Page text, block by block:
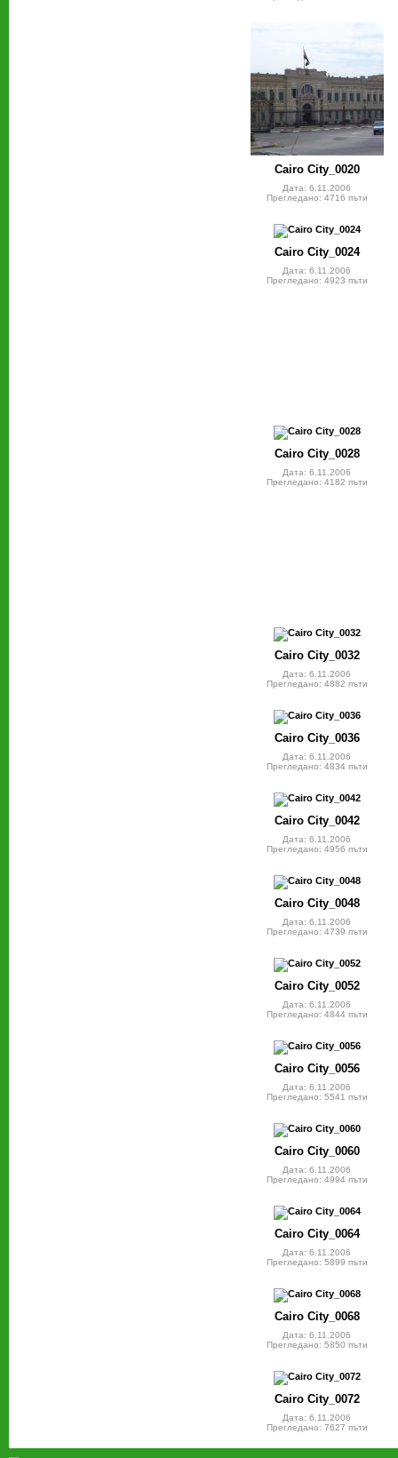
Cairo City_0020
Дата: 6.11.2006
Прегледано: 4716 пъти
Cairo City_0024
Дата: 6.11.2006
Прегледано: 4923 пъти
Cairo City_0028
Дата: 6.11.2006
Прегледано: 4182 пъти
Cairo City_0032
Дата: 6.11.2006
Прегледано: 4882 пъти
Cairo City_0036
Дата: 6.11.2006
Прегледано: 4834 пъти
Cairo City_0042
Дата: 6.11.2006
Прегледано: 4956 пъти
Cairo City_0048
Дата: 6.11.2006
Прегледано: 4739 пъти
Cairo City_0052
Дата: 6.11.2006
Прегледано: 4844 пъти
Cairo City_0056
Дата: 6.11.2006
Прегледано: 5541 пъти
Cairo City_0060
Дата: 6.11.2006
Прегледано: 4994 пъти
Cairo City_0064
Дата: 6.11.2006
Прегледано: 5899 пъти
Cairo City_0068
Дата: 6.11.2006
Прегледано: 5850 пъти
Cairo City_0072
Дата: 6.11.2006
Прегледано: 7627 пъти